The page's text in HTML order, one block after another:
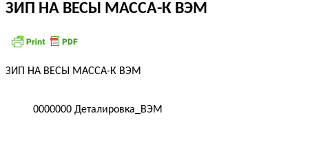
ЗИП НА ВЕСЫ МАССА-К ВЭМ
ЗИП НА ВЕСЫ МАССА-К ВЭМ
0000000 Деталировка_ВЭМ